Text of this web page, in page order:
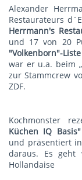
Alexander
Restaurateurs
Herrmann's
und 17 von 20
"Volkenborn"-Liste
war er u.a. beim
zur Stammcrew
ZDF.
Kochmonster
Küchen IQ Basis"
und präsentiert
daraus. Es geht
Hollandaise